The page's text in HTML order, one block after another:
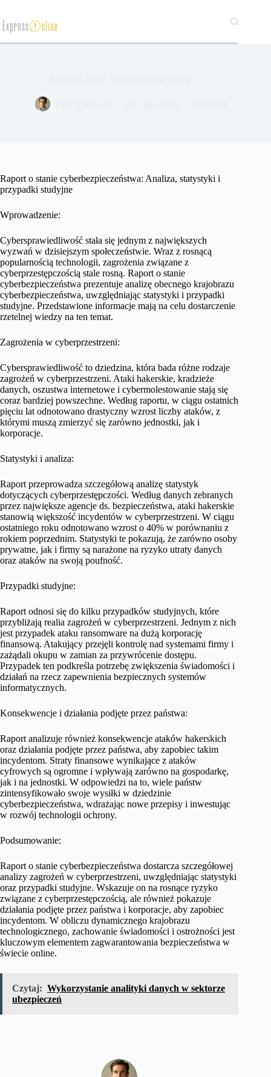
treści
Raport o stanie cyberbezpieczeństwa: Analiza, statystyki i
przypadki studyjne
Wprowadzenie:
Cybersprawiedliwość stała się jednym z największych
wyzwań w dzisiejszym społeczeństwie. Wraz z rosnącą
popularnością technologii, zagrożenia związane z
cyberprzestępczością stale rosną. Raport o stanie
cyberbezpieczeństwa prezentuje analizę obecnego krajobrazu
cyberbezpieczeństwa, uwzględniając statystyki i przypadki
studyjne. Przedstawione informacje mają na celu dostarczenie
rzetelnej wiedzy na ten temat.
Zagrożenia w cyberprzestrzeni:
Cybersprawiedliwość to dziedzina, która bada różne rodzaje
zagrożeń w cyberprzestrzeni. Ataki hakerskie, kradzieże
danych, oszustwa internetowe i cybermolestowanie stają się
coraz bardziej powszechne. Według raportu, w ciągu ostatnich
pięciu lat odnotowano drastyczny wzrost liczby ataków, z
którymi muszą zmierzyć się zarówno jednostki, jak i
korporacje.
Statystyki i analiza:
Raport przeprowadza szczegółową analizę statystyk
dotyczących cyberprzestępczości. Według danych zebranych
przez największe agencje ds. bezpieczeństwa, ataki hakerskie
stanowią większość incydentów w cyberprzestrzeni. W ciągu
ostatniego roku odnotowano wzrost o 40% w porównaniu z
rokiem poprzednim. Statystyki te pokazują, że zarówno osoby
prywatne, jak i firmy są narażone na ryzyko utraty danych
oraz ataków na swoją poufność.
Przypadki studyjne:
Raport odnosi się do kilku przypadków studyjnych, które
przybliżają realia zagrożeń w cyberprzestrzeni. Jednym z nich
jest przypadek ataku ransomware na dużą korporację
finansową. Atakujący przejęli kontrolę nad systemami firmy i
zażądali okupu w zamian za przywrócenie dostępu.
Przypadek ten podkreśla potrzebę zwiększenia świadomości i
działań na rzecz zapewnienia bezpiecznych systemów
informatycznych.
Konsekwencje i działania podjęte przez państwa:
Raport analizuje również konsekwencje ataków hakerskich
oraz działania podjęte przez państwa, aby zapobiec takim
incydentom. Straty finansowe wynikające z ataków
cyfrowych są ogromne i wpływają zarówno na gospodarkę,
jak i na jednostki. W odpowiedzi na to, wiele państw
zintensyfikowało swoje wysiłki w dziedzinie
cyberbezpieczeństwa, wdrażając nowe przepisy i inwestując
w rozwój technologii ochrony.
Podsumowanie:
Raport o stanie cyberbezpieczeństwa dostarcza szczegółowej
analizy zagrożeń w cyberprzestrzeni, uwzględniając statystyki
oraz przypadki studyjne. Wskazuje on na rosnące ryzyko
związane z cyberprzestępczością, ale również pokazuje
działania podjęte przez państwa i korporacje, aby zapobiec
incydentom. W obliczu dynamicznego krajobrazu
technologicznego, zachowanie świadomości i ostrożności jest
kluczowym elementem zagwarantowania bezpieczeństwa w
świecie online.
Czytaj: Wykorzystanie analityki danych w sektorze
ubezpieczeń